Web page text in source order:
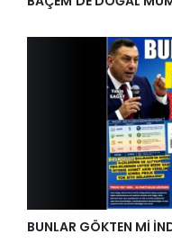
BUNLAR GÖKTEN Mİ